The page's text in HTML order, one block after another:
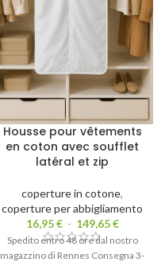
Housse pour vêtements
en coton avec soufflet
latéral et zip
coperture in cotone,
coperture per abbigliamento
16,95€ - 149,65€
Spedito entro 48 ore dal nostro
magazzino di Rennes Consegna 3-